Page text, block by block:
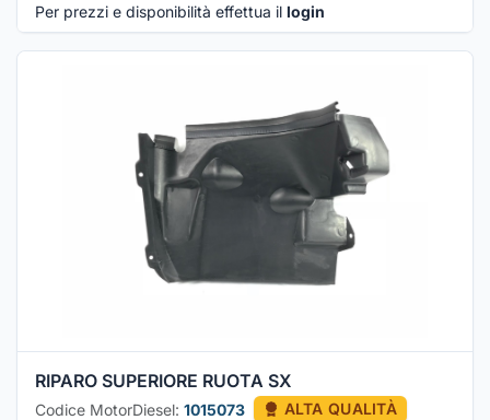
Per prezzi e disponibilità effettua il login
RIPARO SUPERIORE RUOTA SX
Codice MotorDiesel: 1015073
ALTA QUALITÀ